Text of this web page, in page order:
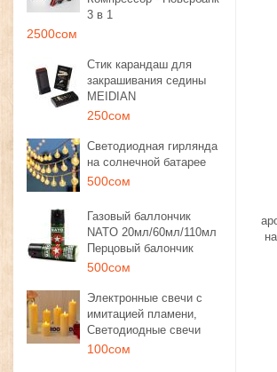
3 в 1
2500сом
Стик карандаш для
закрашивания седины
MEIDIAN
250сом
Светодиодная гирлянда
на солнечной батарее
500сом
Газовый баллончик
NATO 20мл/60мл/110мл
Перцовый балончик
500сом
Электронные свечи с
имитацией пламени,
Светодиодные свечи
100сом